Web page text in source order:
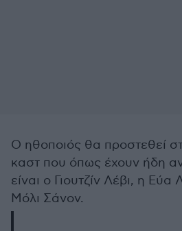
Ο ηθοποιός θα προστεθεί
καστ που όπως έχουν ήδη
είναι ο Γιουτζίν Λέβι, η Εύα
Μόλι Σάνον.